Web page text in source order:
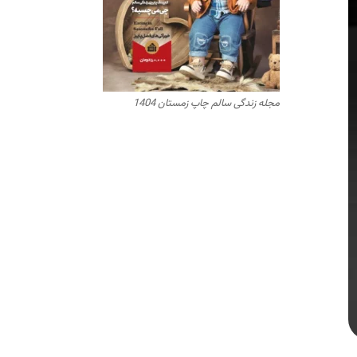
مجله زندگی سالم چاپ زمستان 1404